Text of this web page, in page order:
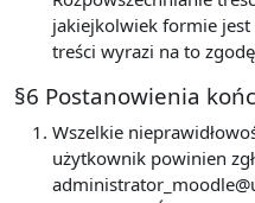
jakiejkolwiek formie
treści wyrazi na to
§6 Postanowienia
Wszelkie
użytkownik powinien